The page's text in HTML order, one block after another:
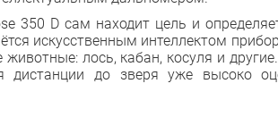
350 D сам находит цель и
искусственным интеллектом
лось, кабан, косуля и
дистанции до зверя уже высоко